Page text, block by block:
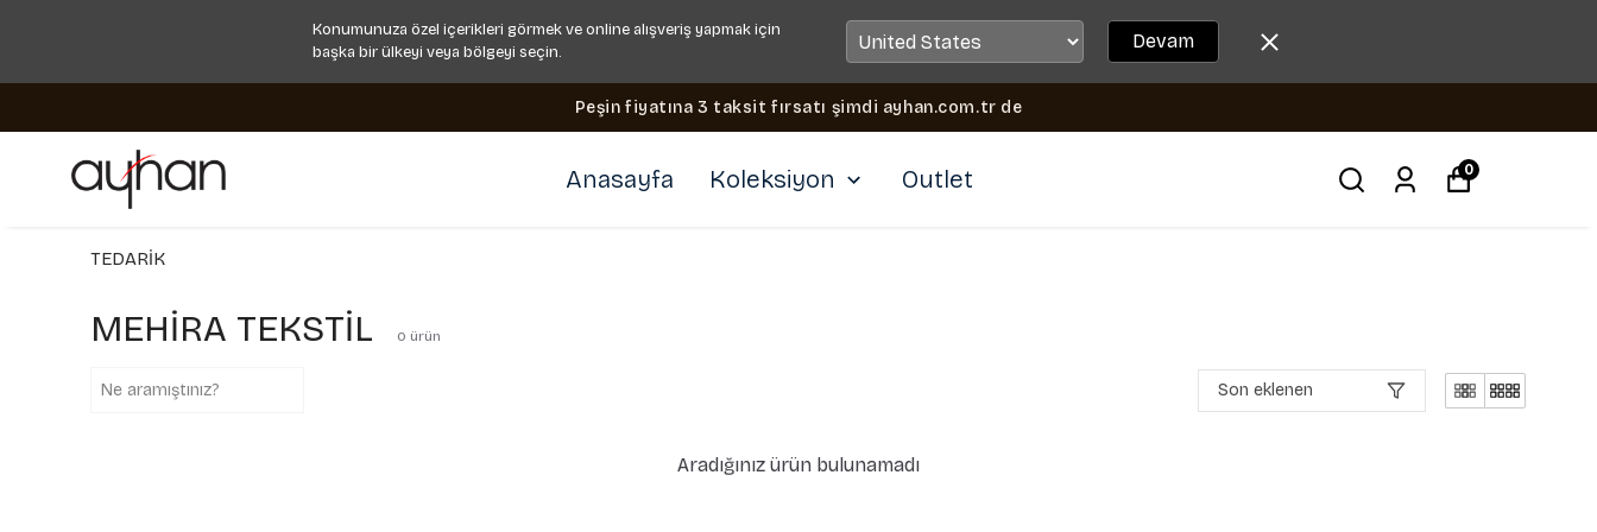
Konumunuza özel içerikleri görmek ve online alışveriş yapmak için
başka bir ülkeyi veya bölgeyi seçin.
Devam
Peşin fiyatına 3 taksit fırsatı şimdi ayhan.com.tr de
Anasayfa Koleksiyon Outlet 0
TEDARİK
MEHİRA TEKSTİL 0 ürün
Son eklenen
Aradığınız ürün bulunamadı